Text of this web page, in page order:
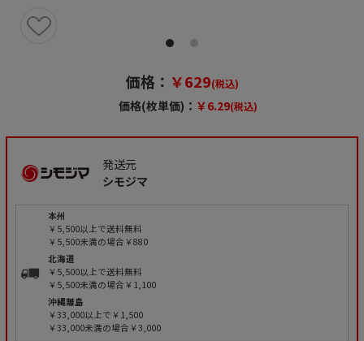
価格： ￥629(税込)
価格(枚単価)： ￥6.29(税込)
発送元
シモジマ
本州
￥5,500以上で送料無料
￥5,500未満の場合￥880
北海道
￥5,500以上で送料無料
￥5,500未満の場合￥1,100
沖縄離島
￥33,000以上で￥1,500
￥33,000未満の場合￥3,000